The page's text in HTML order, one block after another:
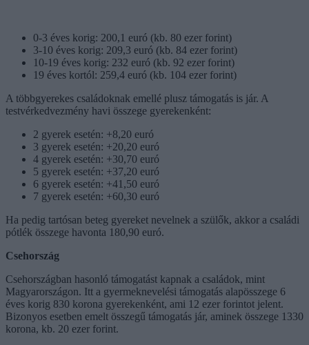
0-3 éves korig: 200,1 euró (kb. 80 ezer forint)
3-10 éves korig: 209,3 euró (kb. 84 ezer forint)
10-19 éves korig: 232 euró (kb. 92 ezer forint)
19 éves kortól: 259,4 euró (kb. 104 ezer forint)
A többgyerekes családoknak emellé plusz támogatás is jár. A
testvérkedvezmény havi összege gyerekenként:
2 gyerek esetén: +8,20 euró
3 gyerek esetén: +20,20 euró
4 gyerek esetén: +30,70 euró
5 gyerek esetén: +37,20 euró
6 gyerek esetén: +41,50 euró
7 gyerek esetén: +60,30 euró
Ha pedig tartósan beteg gyereket nevelnek a szülők, akkor a családi
pótlék összege havonta 180,90 euró.
Csehország
Csehországban hasonló támogatást kapnak a családok, mint
Magyarországon. Itt a gyermeknevelési támogatás alapösszege 6
éves korig 830 korona gyerekenként, ami 12 ezer forintot jelent.
Bizonyos esetben emelt összegű támogatás jár, aminek összege 1330
korona, kb. 20 ezer forint.